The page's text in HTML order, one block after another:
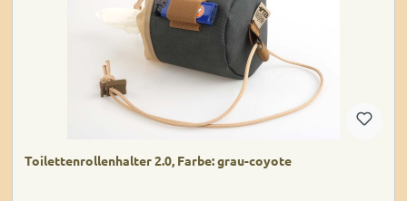
Toilettenrollenhalter 2.0, Farbe: grau-coyote